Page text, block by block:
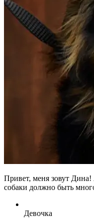
Привет, меня зовут
собаки должно быть
Девочка